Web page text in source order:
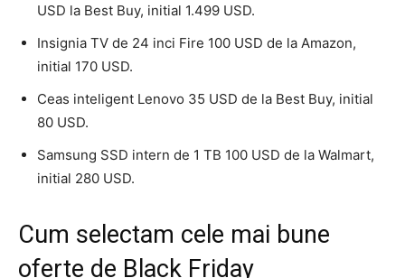
USD la Best Buy, initial 1.499 USD.
Insignia TV de 24 inci Fire 100 USD de la Amazon,
initial 170 USD.
Ceas inteligent Lenovo 35 USD de la Best Buy, initial
80 USD.
Samsung SSD intern de 1 TB 100 USD de la Walmart,
initial 280 USD.
Cum selectam cele mai bune
oferte de Black Friday